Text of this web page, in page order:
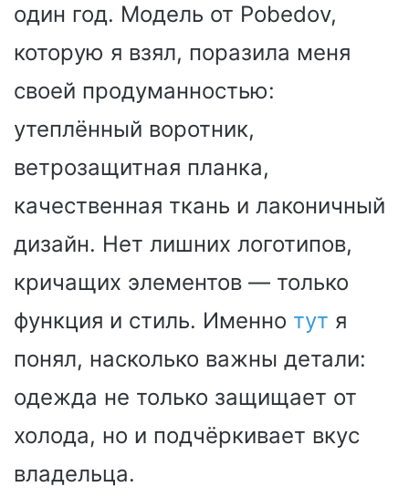
один год. Модель от Pobedov,
которую я взял, поразила меня
своей продуманностью:
утеплённый воротник,
ветрозащитная планка,
качественная ткань и лаконичный
дизайн. Нет лишних логотипов,
кричащих элементов — только
функция и стиль. Именно тут я
понял, насколько важны детали:
одежда не только защищает от
холода, но и подчёркивает вкус
владельца.